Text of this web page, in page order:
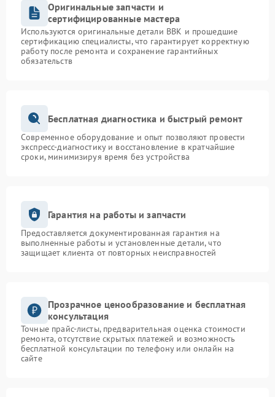
Оригинальные запчасти и
сертифицированные мастера
Используются оригинальные детали BBK и прошедшие
сертификацию специалисты, что гарантирует корректную
работу после ремонта и сохранение гарантийных
обязательств
Бесплатная диагностика и быстрый ремонт
Современное оборудование и опыт позволяют провести
экспресс-диагностику и восстановление в кратчайшие
сроки, минимизируя время без устройства
Гарантия на работы и запчасти
Предоставляется документированная гарантия на
выполненные работы и установленные детали, что
защищает клиента от повторных неисправностей
Прозрачное ценообразование и бесплатная
консультация
Точные прайс-листы, предварительная оценка стоимости
ремонта, отсутствие скрытых платежей и возможность
бесплатной консультации по телефону или онлайн на
сайте